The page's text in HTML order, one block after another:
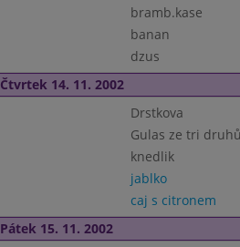
bramb.kase
banan
dzus
Čtvrtek 14. 11. 2002
Drstkova
Gulas ze tri
knedlik
jablko
caj s citronem
Pátek 15. 11. 2002